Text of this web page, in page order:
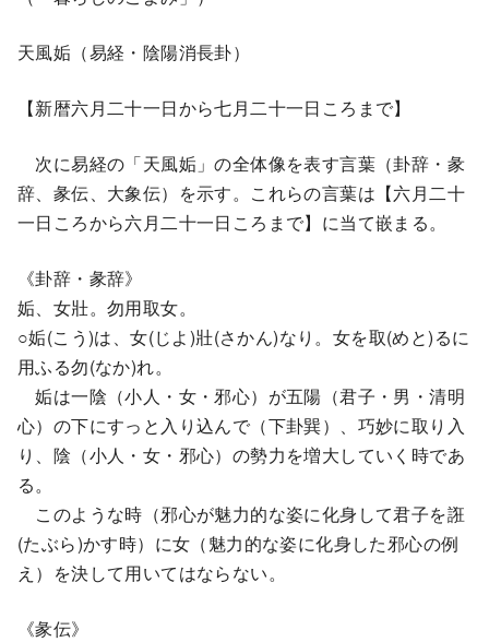
天風姤（易経・陰陽消長卦）
【新暦六月二十一日から七月二十一日ころまで】
次に易経の「天風姤」の全体像を表す言葉（卦辞・彖
辞、彖伝、大象伝）を示す。これらの言葉は【六月二十
一日ころから六月二十一日ころまで】に当て嵌まる。
《卦辞・彖辞》
姤、女壯。勿用取女。
○姤(こう)は、女(じよ)壯(さかん)なり。女を取(めと)るに
用ふる勿(なか)れ。
姤は一陰（小人・女・邪心）が五陽（君子・男・清明
心）の下にすっと入り込んで（下卦巽）、巧妙に取り入
り、陰（小人・女・邪心）の勢力を増大していく時であ
る。
このような時（邪心が魅力的な姿に化身して君子を誑
(たぶら)かす時）に女（魅力的な姿に化身した邪心の例
え）を決して用いてはならない。
《彖伝》